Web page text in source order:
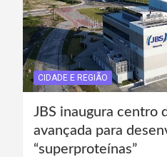
CIDADE E REGIÃO
JBS inaugura centro
avançada para
“superproteínas”